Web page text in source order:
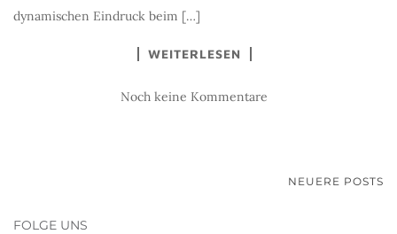
dynamischen Eindruck beim […]
WEITERLESEN
Noch keine Kommentare
BEITRAGSNAVIGATIONNEUERE POSTS
FOLGE UNS